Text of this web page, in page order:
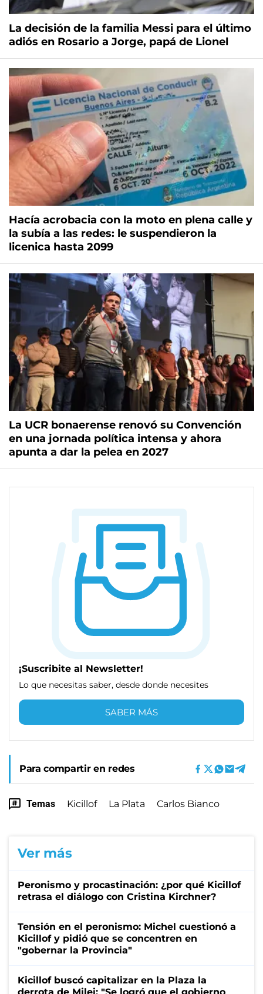
La decisión de la familia Messi para el último
adiós en Rosario a Jorge, papá de Lionel
Hacía acrobacia con la moto en plena calle y
la subía a las redes: le suspendieron la
licenica hasta 2099
La UCR bonaerense renovó su Convención
en una jornada política intensa y ahora
apunta a dar la pelea en 2027
¡Suscribite al Newsletter!
Lo que necesitas saber, desde donde necesites
SABER MÁS
Para compartir en redes
Temas Kicillof La Plata Carlos Bianco
Ver más
Peronismo y procastinación: ¿por qué Kicillof
retrasa el diálogo con Cristina Kirchner?
Tensión en el peronismo: Michel cuestionó a
Kicillof y pidió que se concentren en
"gobernar la Provincia"
Kicillof buscó capitalizar en la Plaza la